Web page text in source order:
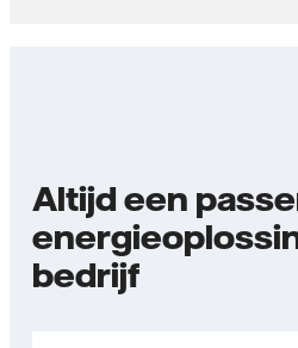
Altijd een
bedrijf